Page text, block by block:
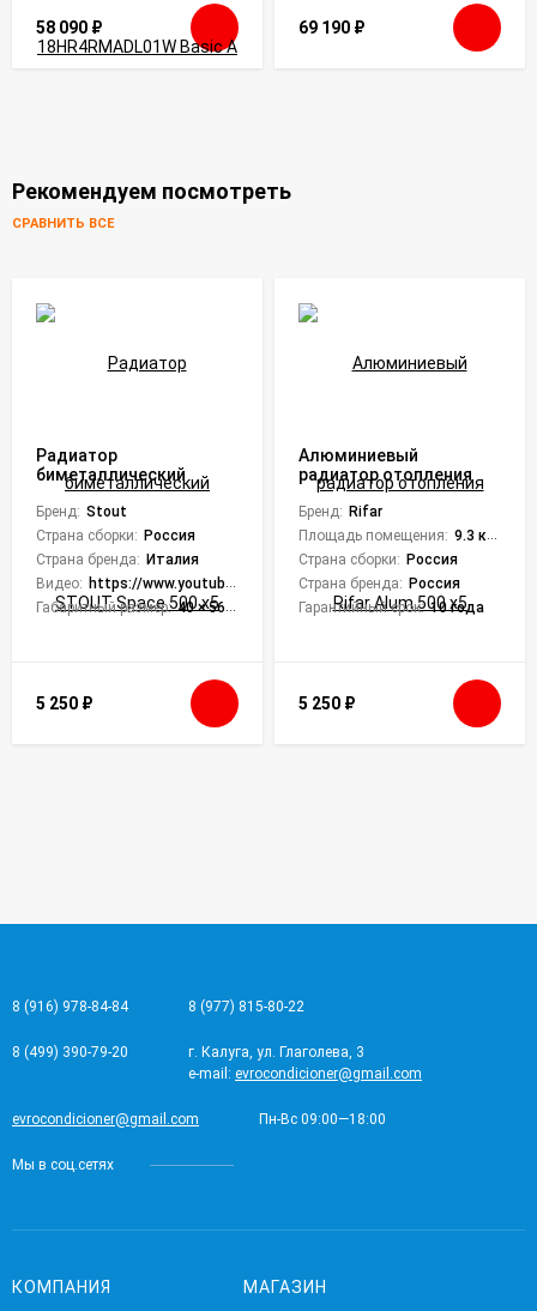
58 090 ₽ 69 190 ₽
Рекомендуем посмотреть
СРАВНИТЬ ВСЕ
Радиатор
биметаллический
STOUT Space 500 x5
Бренд: Stout
Страна сборки: Россия
Страна бренда: Италия
Видео: https://www.youtube.com/embed/ENL56iR54cY,https://www.youtube.com/embed/ENL56iR54cY
Габаритный размер: 40 × 56.1 × 9 см
5 250 ₽
Алюминиевый
радиатор отопления
Rifar Alum 500 x5
Бренд: Rifar
Площадь помещения: 9.3 кв. м.
Страна сборки: Россия
Страна бренда: Россия
Гарантийный срок: 10 года
5 250 ₽
8 (916) 978-84-84 8 (977) 815-80-22
8 (499) 390-79-20
г. Калуга, ул. Глаголева, 3
e-mail: evrocondicioner@gmail.com
evrocondicioner@gmail.com Пн-Вс 09:00—18:00
Мы в соц.сетях
КОМПАНИЯ МАГАЗИН